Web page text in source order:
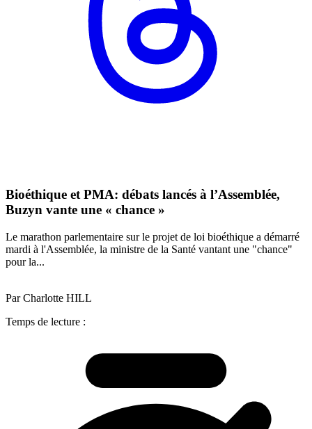
Bioéthique et PMA: débats lancés à l’Assemblée,
Buzyn vante une « chance »
Le marathon parlementaire sur le projet de loi bioéthique a démarré
mardi à l'Assemblée, la ministre de la Santé vantant une "chance"
pour la...
Par Charlotte HILL
Temps de lecture :